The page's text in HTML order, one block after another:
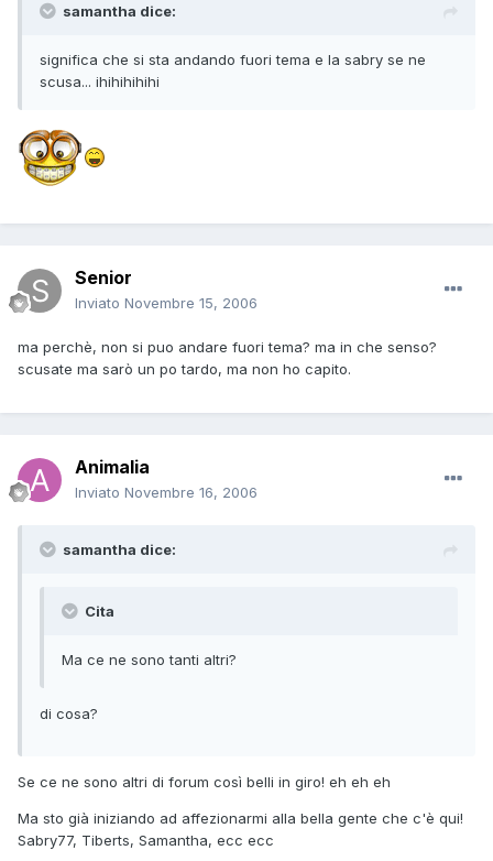
samantha dice:
significa che si sta andando fuori tema e la sabry se ne
scusa... ihihihihihi
Senior
Inviato Novembre 15, 2006
ma perchè, non si puo andare fuori tema? ma in che senso?
scusate ma sarò un po tardo, ma non ho capito.
Animalia
Inviato Novembre 16, 2006
samantha dice:
Cita
Ma ce ne sono tanti altri?
di cosa?
Se ce ne sono altri di forum così belli in giro! eh eh eh
Ma sto già iniziando ad affezionarmi alla bella gente che c'è qui!
Sabry77, Tiberts, Samantha, ecc ecc